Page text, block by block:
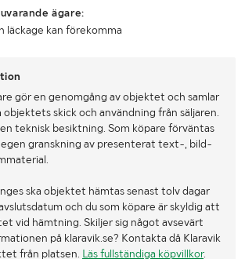
ägare:
läckage kan förekomma
gör en genomgång av objektet och samlar
skick och användning från säljaren.
teknisk besiktning. Som köpare förväntas
granskning av presenterat text-, bild-
ska objektet hämtas senast tolv dagar
och du som köpare är skyldig att
vid hämtning. Skiljer sig något avsevärt
på klaravik.se? Kontakta då Klaravik
från platsen. Läs fullständiga köpvillkor.